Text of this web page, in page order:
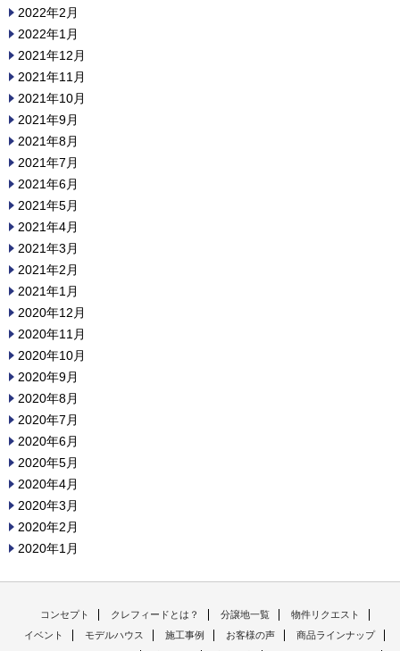
2022年2月
2022年1月
2021年12月
2021年11月
2021年10月
2021年9月
2021年8月
2021年7月
2021年6月
2021年5月
2021年4月
2021年3月
2021年2月
2021年1月
2020年12月
2020年11月
2020年10月
2020年9月
2020年8月
2020年7月
2020年6月
2020年5月
2020年4月
2020年3月
2020年2月
2020年1月
コンセプト クレフィードとは？ 分譲地一覧
物件リクエスト
イベント
モデルハウス 施工事例 お客様の声
商品ラインナップ